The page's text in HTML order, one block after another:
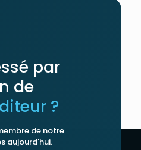
par
de
?
de notre
aujourd'hui.